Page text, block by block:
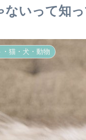
ないって知っ
・猫・犬・動物